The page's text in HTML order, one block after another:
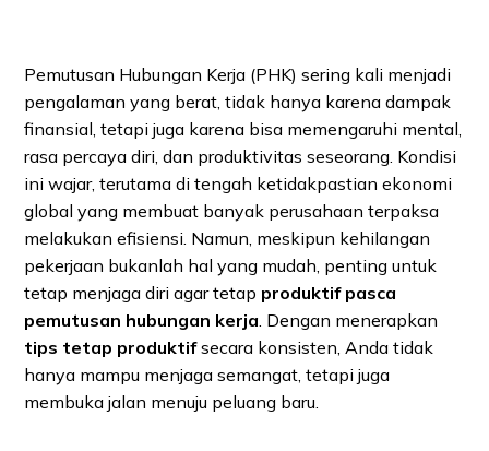
Pemutusan Hubungan Kerja (PHK) sering kali menjadi
pengalaman yang berat, tidak hanya karena dampak
finansial, tetapi juga karena bisa memengaruhi mental,
rasa percaya diri, dan produktivitas seseorang. Kondisi
ini wajar, terutama di tengah ketidakpastian ekonomi
global yang membuat banyak perusahaan terpaksa
melakukan efisiensi. Namun, meskipun kehilangan
pekerjaan bukanlah hal yang mudah, penting untuk
tetap menjaga diri agar tetap produktif pasca
pemutusan hubungan kerja . Dengan menerapkan
tips tetap produktifsecara konsisten, Anda tidak
hanya mampu menjaga semangat, tetapi juga
membuka jalan menuju peluang baru.